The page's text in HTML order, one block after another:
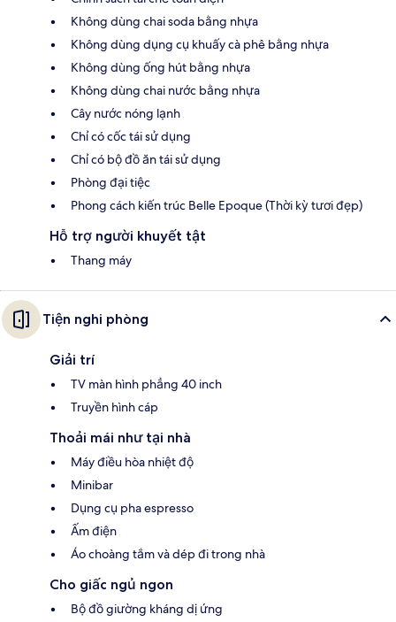
Không dùng chai soda bằng nhựa
Không dùng dụng cụ khuấy cà phê bằng nhựa
Không dùng ống hút bằng nhựa
Không dùng chai nước bằng nhựa
Cây nước nóng lạnh
Chỉ có cốc tái sử dụng
Chỉ có bộ đồ ăn tái sử dụng
Phòng đại tiệc
Phong cách kiến trúc Belle Epoque (Thời kỳ tươi đẹp)
Hỗ trợ người khuyết tật
Thang máy
Tiện nghi phòng
Giải trí
TV màn hình phẳng 40 inch
Truyền hình cáp
Thoải mái như tại nhà
Máy điều hòa nhiệt độ
Minibar
Dụng cụ pha espresso
Ấm điện
Áo choàng tắm và dép đi trong nhà
Cho giấc ngủ ngon
Bộ đồ giường kháng dị ứng